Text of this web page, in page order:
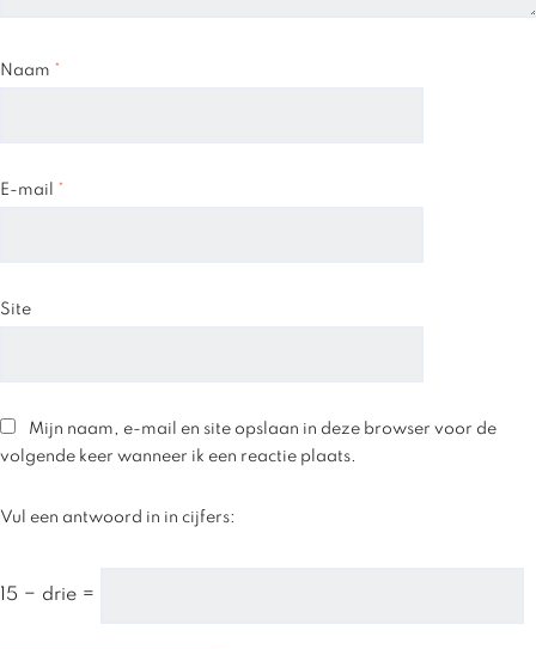
Naam *
E-mail *
Site
Mijn naam, e-mail en site opslaan in deze browser voor de
volgende keer wanneer ik een reactie plaats.
Vul een antwoord in in cijfers:
15 − drie =